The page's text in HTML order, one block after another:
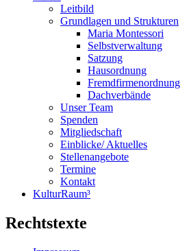
Leitbild
Grundlagen und Strukturen
Maria Montessori
Selbstverwaltung
Satzung
Hausordnung
Fremdfirmenordnung
Dachverbände
Unser Team
Spenden
Mitgliedschaft
Einblicke/ Aktuelles
Stellenangebote
Termine
Kontakt
KulturRaum³
Rechtstexte